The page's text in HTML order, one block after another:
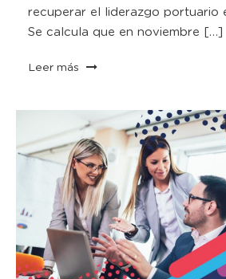
recuperar el liderazgo portuario
Se calcula que en noviembre […]
Leer más